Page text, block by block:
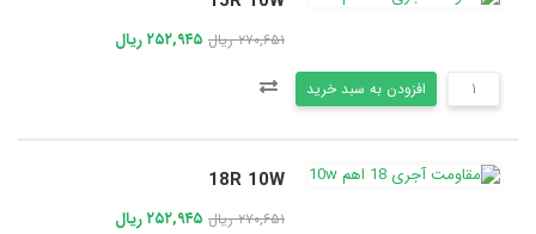
۲۷۰,۶۵۱ ریال ۲۵۲,۹۴۵ ریال
افزودن به سبد خرید
18R 10W
۲۷۰,۶۵۱ ریال ۲۵۲,۹۴۵ ریال